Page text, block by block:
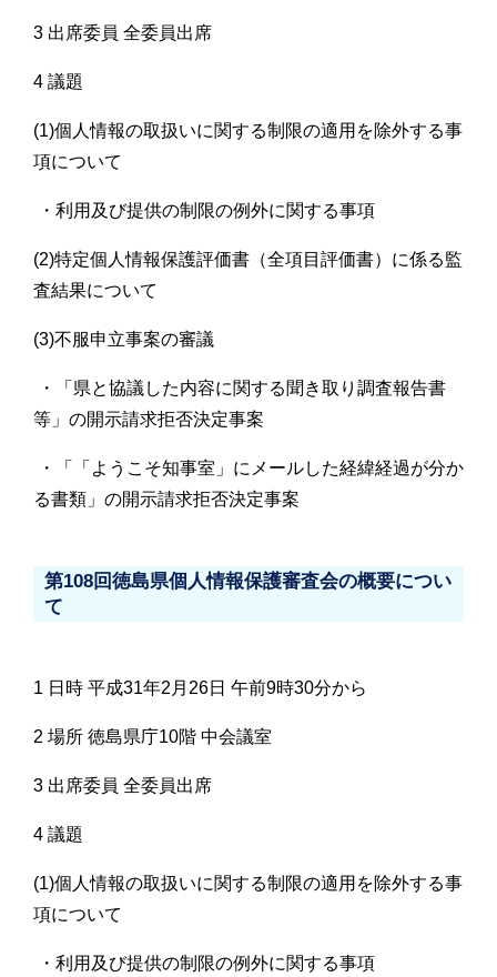
3 出席委員 全委員出席
4 議題
(1)個人情報の取扱いに関する制限の適用を除外する事
項について
・利用及び提供の制限の例外に関する事項
(2)特定個人情報保護評価書（全項目評価書）に係る監
査結果について
(3)不服申立事案の審議
・「県と協議した内容に関する聞き取り調査報告書
等」の開示請求拒否決定事案
・「「ようこそ知事室」にメールした経緯経過が分か
る書類」の開示請求拒否決定事案
第108回徳島県個人情報保護審査会の概要につい
て
1 日時 平成31年2月26日 午前9時30分から
2 場所 徳島県庁10階 中会議室
3 出席委員 全委員出席
4 議題
(1)個人情報の取扱いに関する制限の適用を除外する事
項について
・利用及び提供の制限の例外に関する事項